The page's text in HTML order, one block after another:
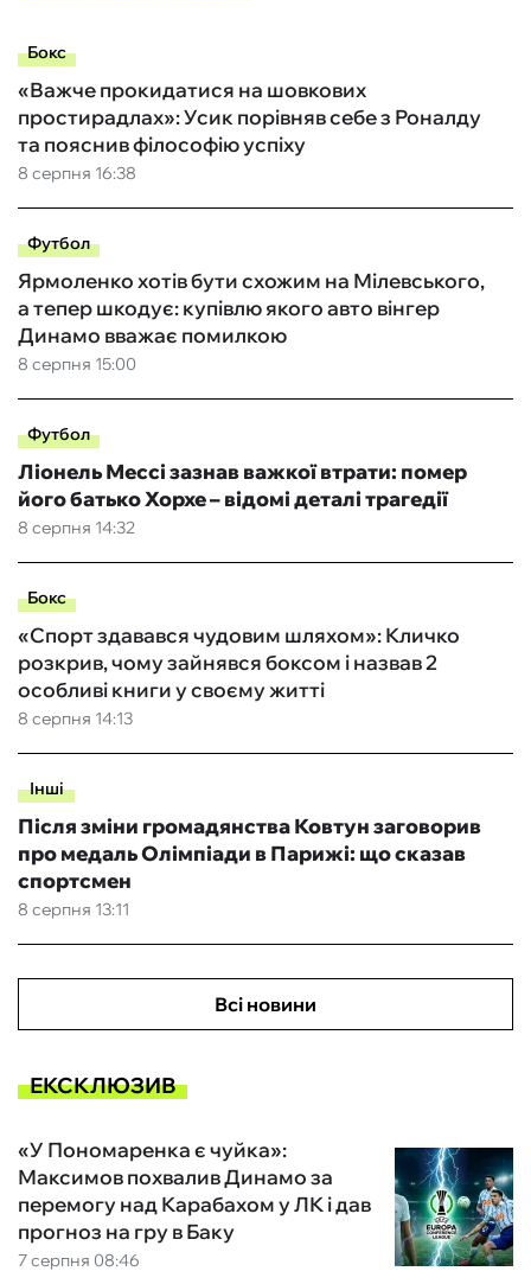
Бокс
8 серпня 16:38
«Важче прокидатися на шовкових
простирадлах»: Усик порівняв себе з Роналду
та пояснив філософію успіху
Футбол
8 серпня 15:00
Ярмоленко хотів бути схожим на Мілевського,
а тепер шкодує: купівлю якого авто вінгер
Динамо вважає помилкою
Футбол
8 серпня 14:32
Ліонель Мессі зазнав важкої втрати: помер
його батько Хорхе – відомі деталі трагедії
Бокс
8 серпня 14:13
«Спорт здавався чудовим шляхом»: Кличко
розкрив, чому зайнявся боксом і назвав 2
особливі книги у своєму житті
Інші
8 серпня 13:11
Після зміни громадянства Ковтун заговорив
про медаль Олімпіади в Парижі: що сказав
спортсмен
Всі новини
ЕКСКЛЮЗИВ
7 серпня 08:46
«У Пономаренка є чуйка»:
Максимов похвалив Динамо за
перемогу над Карабахом у ЛК і дав
прогноз на гру в Баку